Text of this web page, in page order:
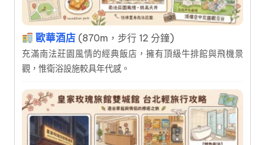
歐華酒店 (870m，步行 12 分鐘)
充滿南法莊園風情的經典飯店，擁有頂級牛排館與飛機景
觀，惟衛浴設施較具年代感。